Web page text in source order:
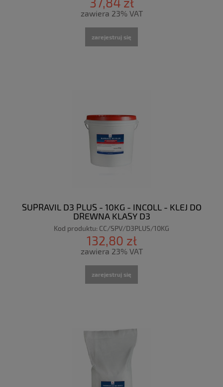
zawiera 23% VAT
zarejestruj się
SUPRAVIL D3 PLUS - 10KG - INCOLL - KLEJ DO
DREWNA KLASY D3
Kod produktu: CC/SPV/D3PLUS/10KG
132,80 zł
zawiera 23% VAT
zarejestruj się